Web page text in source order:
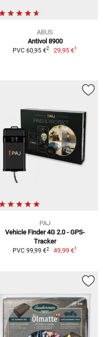
ABUS
Antivol 8900
PVC 60,95 €2 29,95 €1
PAJ
Vehicle Finder 4G 2.0 - GPS-
Tracker
PVC 99,99 €2 49,99 €1